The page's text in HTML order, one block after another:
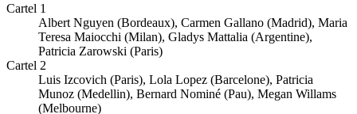
Cartel 1
Albert Nguyen (Bordeaux), Carmen Gallano (Madrid), Maria
Teresa Maiocchi (Milan), Gladys Mattalia (Argentine),
Patricia Zarowski (Paris)
Cartel 2
Luis Izcovich (Paris), Lola Lopez (Barcelone), Patricia
Munoz (Medellin), Bernard Nominé (Pau), Megan Willams
(Melbourne)